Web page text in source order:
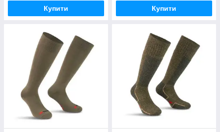
Купити Купити